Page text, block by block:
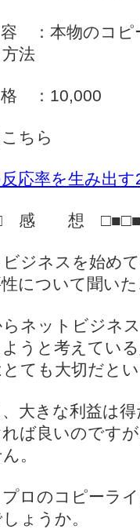
：本物のコピ
法
：10,000
ちら
応率を生み出
感 想
ジネスを始め
について聞い
ネットビジネ
うと考えてい
ても大切だとい
大きな利益は
ば良いのです
。
プロのコピーラ
ょうか。